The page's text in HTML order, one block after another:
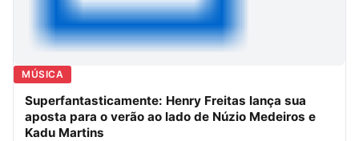
MÚSICA
Superfantasticamente: Henry Freitas lança sua
aposta para o verão ao lado de Núzio Medeiros e
Kadu Martins